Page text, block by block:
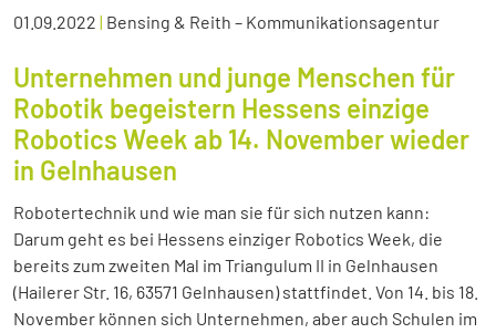
01.09.2022 | Bensing & Reith – Kommunikationsagentur
Unternehmen und junge Menschen für
Robotik begeistern Hessens einzige
Robotics Week ab 14. November wieder
in Gelnhausen
Robotertechnik und wie man sie für sich nutzen kann:
Darum geht es bei Hessens einziger Robotics Week, die
bereits zum zweiten Mal im Triangulum II in Gelnhausen
(Hailerer Str. 16, 63571 Gelnhausen) stattfindet. Von 14. bis 18.
November können sich Unternehmen, aber auch Schulen im